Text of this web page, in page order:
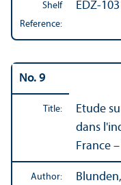
Shelf
Reference:
EDZ-
No. 9
Title:
Etude
dans
France
Author: